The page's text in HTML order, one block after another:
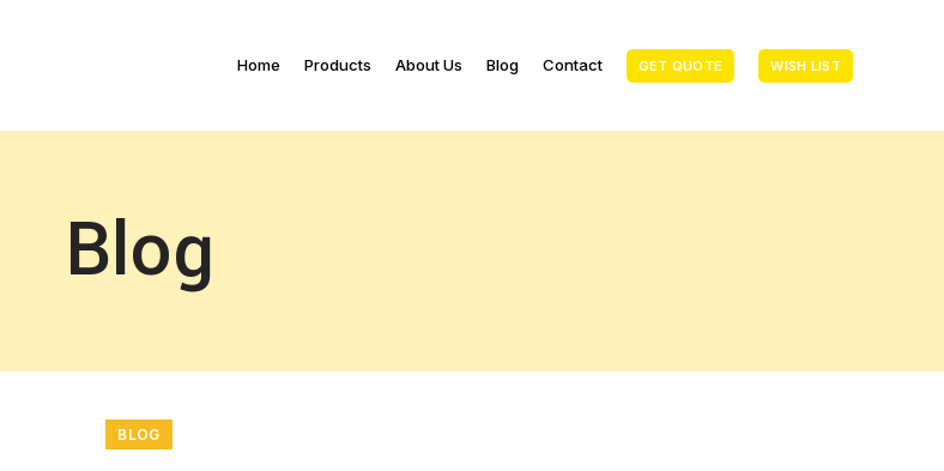
Home Products About Us Blog Contact GET QUOTE WISH LIST
Blog
BLOG